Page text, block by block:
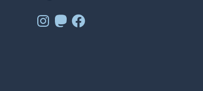
Instagram
MastodonFacebook